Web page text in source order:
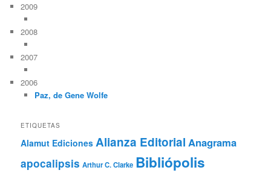
2009
2008
2007
2006
Paz, de Gene Wolfe
ETIQUETAS
Alamut Ediciones Alianza Editorial Anagrama
apocalipsis Arthur C. Clarke Bibliópolis